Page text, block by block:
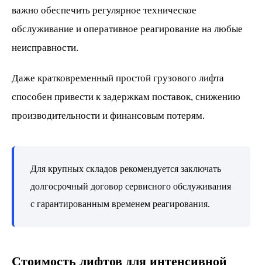
важно обеспечить регулярное техническое
обслуживание и оперативное реагирование на любые
неисправности.
Даже кратковременный простой грузового лифта
способен привести к задержкам поставок, снижению
производительности и финансовым потерям.
Для крупных складов рекомендуется заключать
долгосрочный договор сервисного обслуживания
с гарантированным временем реагирования.
Стоимость лифтов для интенсивной